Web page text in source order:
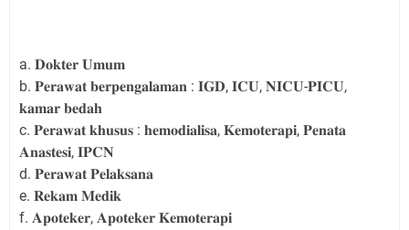
a. 𝐃𝐨𝐤𝐭𝐞𝐫 𝐔𝐦𝐮𝐦
b. 𝐏𝐞𝐫𝐚𝐰𝐚𝐭 𝐛𝐞𝐫𝐩𝐞𝐧𝐠𝐚𝐥𝐚𝐦𝐚𝐧 : 𝐈𝐆𝐃, 𝐈𝐂𝐔, 𝐍𝐈𝐂𝐔-𝐏𝐈𝐂𝐔,
𝐤𝐚𝐦𝐚𝐫 𝐛𝐞𝐝𝐚𝐡
c. 𝐏𝐞𝐫𝐚𝐰𝐚𝐭 𝐤𝐡𝐮𝐬𝐮𝐬 : 𝐡𝐞𝐦𝐨𝐝𝐢𝐚𝐥𝐢𝐬𝐚, 𝐊𝐞𝐦𝐨𝐭𝐞𝐫𝐚𝐩𝐢, 𝐏𝐞𝐧𝐚𝐭𝐚
𝐀𝐧𝐚𝐬𝐭𝐞𝐬𝐢, 𝐈𝐏𝐂𝐍
d. 𝐏𝐞𝐫𝐚𝐰𝐚𝐭 𝐏𝐞𝐥𝐚𝐤𝐬𝐚𝐧𝐚
e. 𝐑𝐞𝐤𝐚𝐦 𝐌𝐞𝐝𝐢𝐤
f. 𝐀𝐩𝐨𝐭𝐞𝐤𝐞𝐫, 𝐀𝐩𝐨𝐭𝐞𝐤𝐞𝐫 𝐊𝐞𝐦𝐨𝐭𝐞𝐫𝐚𝐩𝐢